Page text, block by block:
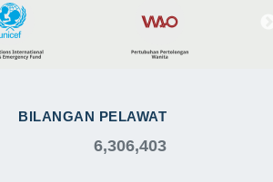
BILANGAN PELAWAT
6,306,403